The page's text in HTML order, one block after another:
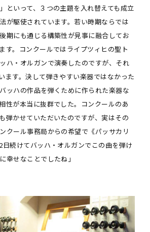
といって、３つの主題を入れ替えても成立
が駆使されています。若い時期ならでは
期にも通じる構築性が見事に融合してお
す。コンクールではライプツィヒの聖ト
ハ・オルガンで演奏したのですが、それ
ます。決して弾きやすい楽器ではなかった
ッハの作品を弾くために作られた楽器な
性が本当に抜群でした。コンクールのあ
弾かせていただいたのですが、実はその
クール事務局からの希望で《パッサカリ
日続けてバッハ・オルガンでこの曲を弾け
幸せなことでしたね」